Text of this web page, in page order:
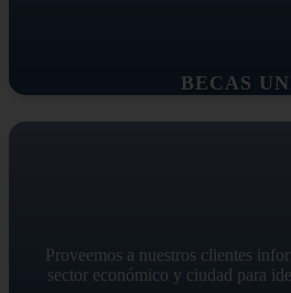
BECAS
Proveemos a nuestros clientes
sector económico y ciudad para